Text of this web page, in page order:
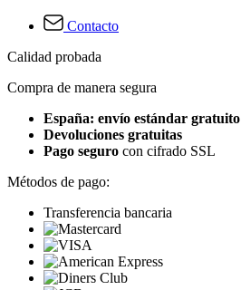
Contacto
Calidad probada
Compra de manera segura
España: envío estándar gratuito
Devoluciones gratuitas
Pago seguro con cifrado SSL
Métodos de pago:
Transferencia bancaria